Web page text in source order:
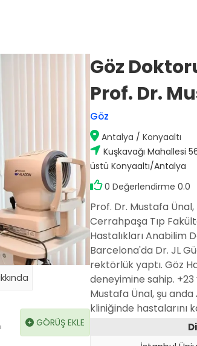
Op. Dr. Mustafa
Antalya / Muratpaşa
Doç. Dr. Hakan Nazik
Adana / Seyhan
Op. Dr. Fatma Esin
Gaziantep /
GÖRÜŞ EKLE
Göz
Prof. Dr.
Göz
Antalya / Konyaaltı
Kuşkavağı Mahallesi
üstü Konyaaltı/Antalya
0 Değerlendirme 0.0
Prof. Dr. Mustafa
Cerrahpaşa Tıp
Hastalıkları Anabilim
Barcelona'da Dr. JL
rektörlük yaptı. Göz
deneyimine sahip. +23
Mustafa Ünal, şu
kliniğinde hastalarını